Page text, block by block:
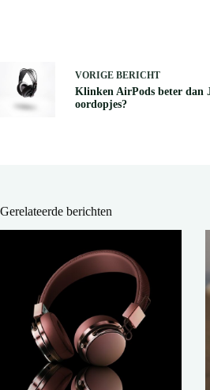
VORIGE BERICHT
Klinken AirPods beter dan
oordopjes?
Gerelateerde berichten